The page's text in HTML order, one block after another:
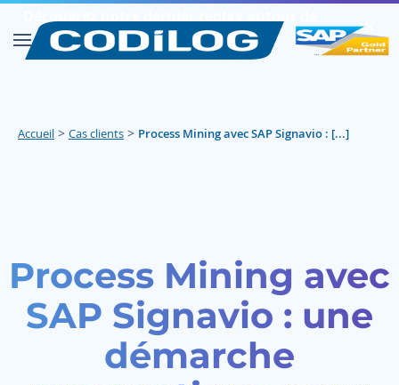
SAP FIORI Découvrir ✕︎
Accueil > Cas clients > Process Mining avec SAP Signavio : [...]
Process Mining avec
SAP Signavio : une
démarche